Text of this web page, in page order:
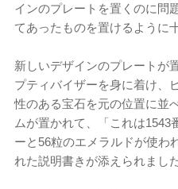
インのプレートを置くのに問
てあったものを置けるように
新しいデザインのプレートが
プティバイザーを身に着け、
性のある宝石を元の位置に並
ムが置かれて、「これは
ーと56粒のエメラルドが使わ
れた説明書きが添えられました